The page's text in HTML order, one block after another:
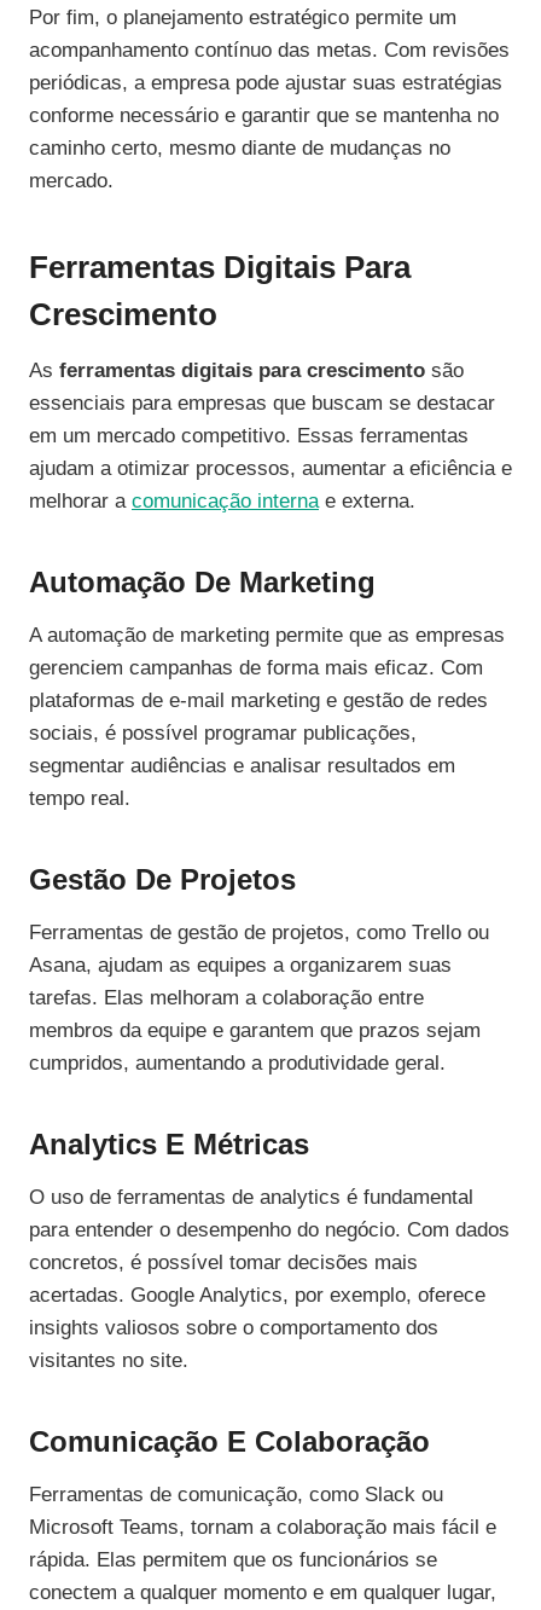
Por fim, o planejamento estratégico permite um
acompanhamento contínuo das metas. Com revisões
periódicas, a empresa pode ajustar suas estratégias
conforme necessário e garantir que se mantenha no
caminho certo, mesmo diante de mudanças no
mercado.
Ferramentas Digitais Para
Crescimento
As ferramentas digitais para crescimento são
essenciais para empresas que buscam se destacar
em um mercado competitivo. Essas ferramentas
ajudam a otimizar processos, aumentar a eficiência e
melhorar a comunicação internae externa.
Automação De Marketing
A automação de marketing permite que as empresas
gerenciem campanhas de forma mais eficaz. Com
plataformas de e-mail marketing e gestão de redes
sociais, é possível programar publicações,
segmentar audiências e analisar resultados em
tempo real.
Gestão De Projetos
Ferramentas de gestão de projetos, como Trello ou
Asana, ajudam as equipes a organizarem suas
tarefas. Elas melhoram a colaboração entre
membros da equipe e garantem que prazos sejam
cumpridos, aumentando a produtividade geral.
Analytics E Métricas
O uso de ferramentas de analytics é fundamental
para entender o desempenho do negócio. Com dados
concretos, é possível tomar decisões mais
acertadas. Google Analytics, por exemplo, oferece
insights valiosos sobre o comportamento dos
visitantes no site.
Comunicação E Colaboração
Ferramentas de comunicação, como Slack ou
Microsoft Teams, tornam a colaboração mais fácil e
rápida. Elas permitem que os funcionários se
conectem a qualquer momento e em qualquer lugar,